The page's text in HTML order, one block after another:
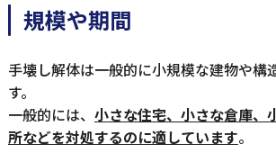
規模や期間
手壊し解体は一般的に小規模な建物や構
す。
一般的には、 小さな住宅、小さな倉庫、
所などを対処するのに適しています。